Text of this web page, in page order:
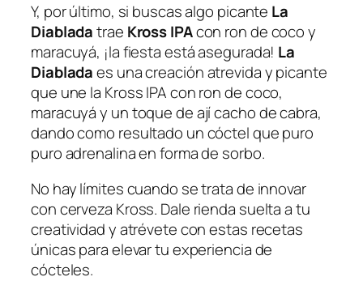
Y, por último, si buscas algo picante La
Diabladatrae Kross IPAcon ron de coco y
maracuyá, ¡la fiesta está asegurada! La
Diabladaes una creación atrevida y picante
que une la Kross IPA con ron de coco,
maracuyá y un toque de ají cacho de cabra,
dando como resultado un cóctel que puro
puro adrenalina en forma de sorbo.
No hay límites cuando se trata de innovar
con cerveza Kross. Dale rienda suelta a tu
creatividad y atrévete con estas recetas
únicas para elevar tu experiencia de
cócteles.